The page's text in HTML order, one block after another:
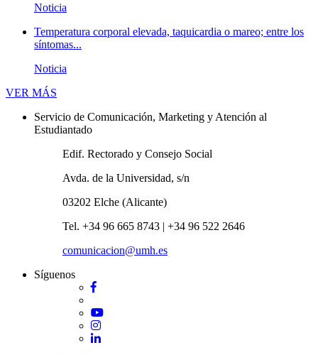
Noticia
Temperatura corporal elevada, taquicardia o mareo; entre los
síntomas...
Noticia
VER MÁS
Servicio de Comunicación, Marketing y Atención al
Estudiantado
Edif. Rectorado y Consejo Social
Avda. de la Universidad, s/n
03202 Elche (Alicante)
Tel. +34 96 665 8743 | +34 96 522 2646
comunicacion@umh.es
Síguenos
Facebook
YouTube
Instagram
LinkedIn